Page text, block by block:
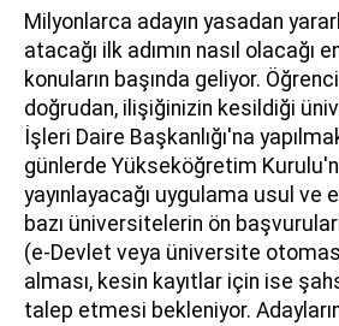
Milyonlarca adayın yasadan
atacağı ilk adımın nasıl olacağı
konuların başında geliyor.
doğrudan, ilişiğinizin kesildiği
İşleri Daire Başkanlığı'na
günlerde Yükseköğretim
yayınlayacağı uygulama usul ve
bazı üniversitelerin ön
(e-Devlet veya üniversite
alması, kesin kayıtlar için ise
talep etmesi bekleniyor.